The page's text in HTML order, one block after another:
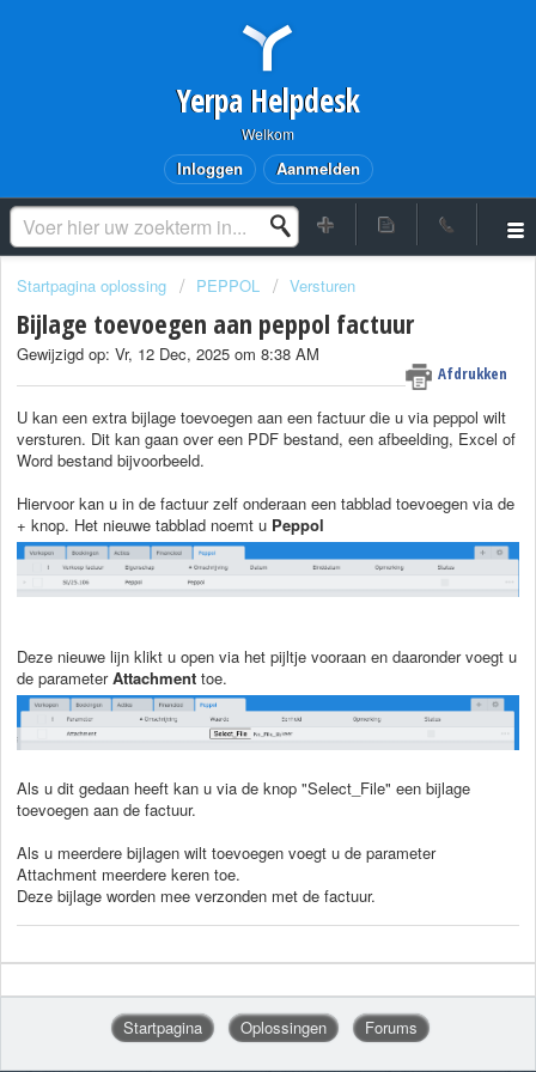
Yerpa Helpdesk
Welkom
Inloggen Aanmelden
Startpagina oplossing PEPPOL Versturen
Bijlage toevoegen aan peppol factuur
Afdrukken
Gewijzigd op: Vr, 12 Dec, 2025 om 8:38 AM
U kan een extra bijlage toevoegen aan een factuur die u via peppol wilt
versturen. Dit kan gaan over een PDF bestand, een afbeelding, Excel of
Word bestand bijvoorbeeld.
Hiervoor kan u in de factuur zelf onderaan een tabblad toevoegen via de
+ knop. Het nieuwe tabblad noemt u Peppol
Deze nieuwe lijn klikt u open via het pijltje vooraan en daaronder voegt u
de parameterAttachment toe.
Als u dit gedaan heeft kan u via de knop "Select_File" een bijlage
toevoegen aan de factuur.
Als u meerdere bijlagen wilt toevoegen voegt u de parameter
Attachment meerdere keren toe.
Deze bijlage worden mee verzonden met de factuur.
Startpagina Oplossingen Forums